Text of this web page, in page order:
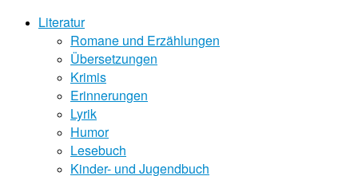
Literatur
Romane und Erzählungen
Übersetzungen
Krimis
Erinnerungen
Lyrik
Humor
Lesebuch
Kinder- und Jugendbuch